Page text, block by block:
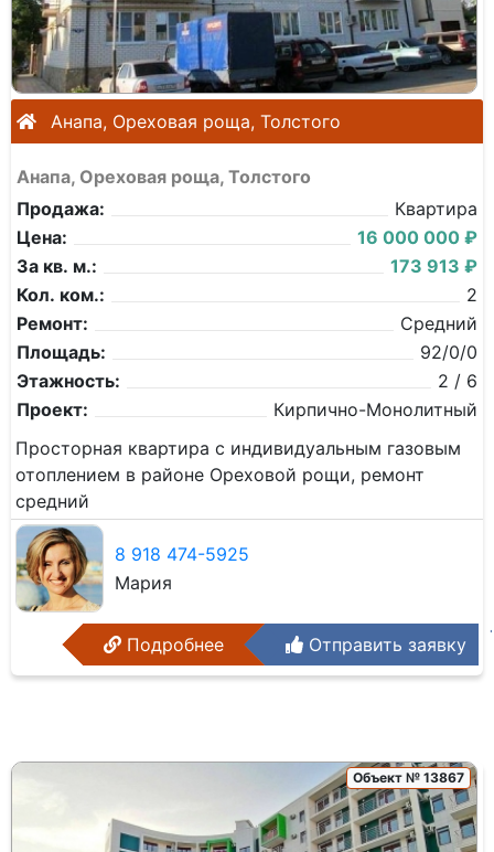
Анапа, Ореховая роща, Толстого
Анапа, Ореховая роща, Толстого
Продажа:
Квартира
Цена:
16 000 000 ₽
За кв. м.:
173 913 ₽
Кол. ком.:
2
Ремонт:
Средний
Площадь:
92/0/0
Этажность:
2 / 6
Проект:
Кирпично-Монолитный
Просторная квартира с индивидуальным газовым
отоплением в районе Ореховой рощи, ремонт
средний
8 918 474-5925
Мария
Подробнее Отправить заявку
Объект № 13867